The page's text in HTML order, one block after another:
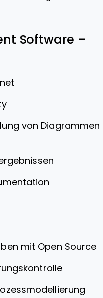
Software –
von Diagrammen
mit Open Source